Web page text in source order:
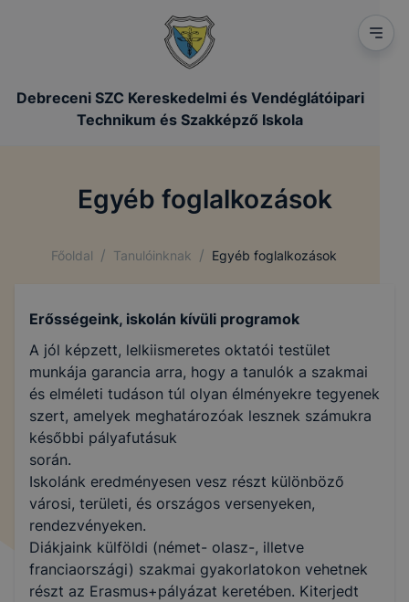
Debreceni SZC Kereskedelmi és Vendéglátóipari
Technikum és Szakképző Iskola
Egyéb foglalkozások
Főoldal / Tanulóinknak / Egyéb foglalkozások
Erősségeink, iskolán kívüli programok
A jól képzett, lelkiismeretes oktatói testület
munkája garancia arra, hogy a tanulók a szakmai
és elméleti tudáson túl olyan élményekre tegyenek
szert, amelyek meghatározóak lesznek számukra
későbbi pályafutásuk
során.
Iskolánk eredményesen vesz részt különböző
városi, területi, és országos versenyeken,
rendezvényeken.
Diákjaink külföldi (német- olasz-, illetve
franciaországi) szakmai gyakorlatokon vehetnek
részt az Erasmus+pályázat keretében. Kiterjedt